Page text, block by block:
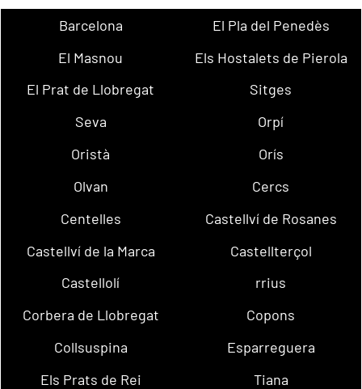
Barcelona
El Pla del Penedès
El Masnou
Els Hostalets de Pierola
El Prat de Llobregat
Sitges
Seva
Orpí
Oristà
Orís
Olvan
Cercs
Centelles
Castellví de Rosanes
Castellví de la Marca
Castellterçol
Castellolí
rrius
Corbera de Llobregat
Copons
Collsuspina
Esparreguera
Els Prats de Rei
Tiana